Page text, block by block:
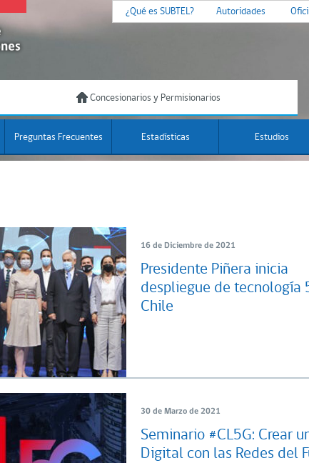
¿Qué es SUBTEL? Autoridades
Concesionarios y Permisionarios
Preguntas Frecuentes Estadísticas Estudios
16 de Diciembre de 2021
Presidente Piñera inicia
despliegue de tecnología
Chile
30 de Marzo de 2021
Seminario #CL5G: Crear
Digital con las Redes del